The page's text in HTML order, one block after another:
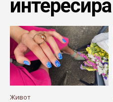
интересира
Живот